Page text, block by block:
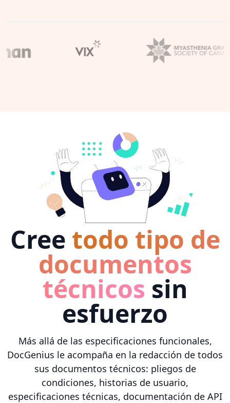
Cree todo tipo de
documentos
técnicos sin
esfuerzo
Más allá de las especificaciones funcionales,
DocGenius le acompaña en la redacción de todos
sus documentos técnicos: pliegos de
condiciones, historias de usuario,
especificaciones técnicas, documentación de API